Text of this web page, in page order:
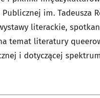
im. Tadeusza
literackie,
temat literatury
i dotyczącej